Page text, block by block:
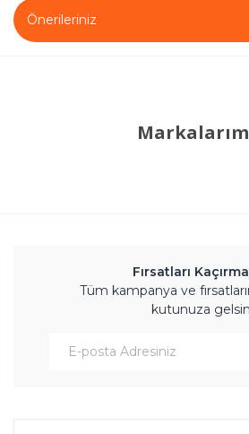
Önerileriniz
Fırsatları
Tüm kampanya ve
kutunuza gelsin